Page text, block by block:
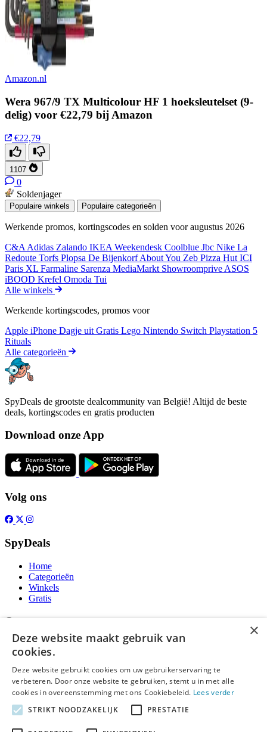
Amazon.nl
Wera 967/9 TX Multicolour HF 1 hoeksleutelset (9-
delig) voor €22,79 bij Amazon
€22,79
1107
0
Soldenjager
Populaire winkels Populaire categorieën
Werkende promos, kortingscodes en solden voor augustus 2026
C&A Adidas Zalando IKEA Weekendesk Coolblue Jbc Nike La
Redoute Torfs Plopsa De BijenkorfAbout You Zeb Pizza Hut ICI
Paris XL Farmaline Sarenza MediaMarkt Showroomprive ASOS
iBOOD Krefel Omoda Tui
Alle winkels
Werkende kortingscodes, promos voor
Apple iPhone Dagje uit Gratis Lego Nintendo Switch Playstation 5
Rituals
Alle categorieën
SpyDeals de grootste dealcommunity van België! Altijd de beste
deals, kortingscodes en gratis producten
Download onze App
Volg ons
SpyDeals
Home
Categorieën
Winkels
Gratis
Over
Over ons
Contact
Publicatieregels
Legal
Privacy
×
Deze website maakt gebruik van
cookies.
Deze website gebruikt cookies om uw gebruikerservaring te
verbeteren. Door onze website te gebruiken, stemt u in met alle
cookies in overeenstemming met ons Cookiebeleid. Lees verder
STRIKT NOODZAKELIJK
PRESTATIE